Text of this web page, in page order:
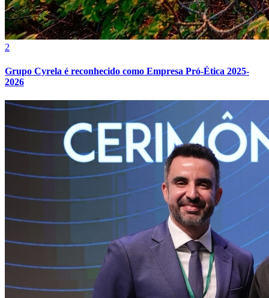
2
Grupo Cyrela é reconhecido como Empresa Pró-Ética 2025-
2026